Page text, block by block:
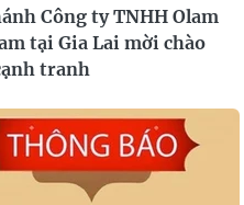
Công ty TNHH Olam
tại Gia Lai mời chào
tranh